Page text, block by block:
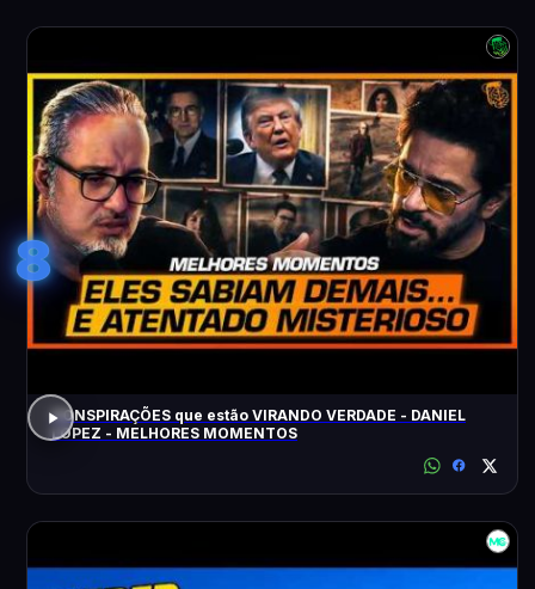
8
CONSPIRAÇÕES que estão VIRANDO VERDADE - DANIEL
LOPEZ - MELHORES MOMENTOS